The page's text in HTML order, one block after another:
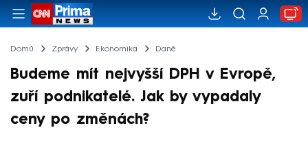
Domů Zprávy Ekonomika Daně
Budeme mít nejvyšší DPH v Evropě,
zuří podnikatelé. Jak by vypadaly
ceny po změnách?